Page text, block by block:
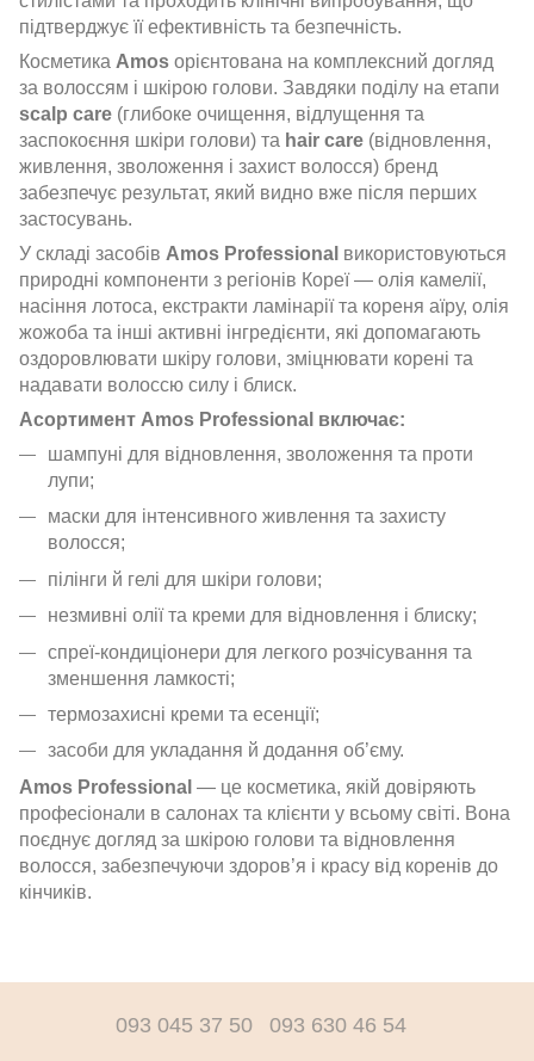
підтверджує її ефективність та безпечність.
Косметика Amos орієнтована на комплексний догляд
за волоссям і шкірою голови. Завдяки поділу на етапи
scalp care (глибоке очищення, відлущення та
заспокоєння шкіри голови) та hair care (відновлення,
живлення, зволоження і захист волосся) бренд
забезпечує результат, який видно вже після перших
застосувань.
У складі засобів Amos Professional використовуються
природні компоненти з регіонів Кореї — олія камелії,
насіння лотоса, екстракти ламінарії та кореня аїру, олія
жожоба та інші активні інгредієнти, які допомагають
оздоровлювати шкіру голови, зміцнювати корені та
надавати волоссю силу і блиск.
Асортимент Amos Professional включає:
шампуні для відновлення, зволоження та проти
лупи;
маски для інтенсивного живлення та захисту
волосся;
пілінги й гелі для шкіри голови;
незмивні олії та креми для відновлення і блиску;
спреї-кондиціонери для легкого розчісування та
зменшення ламкості;
термозахисні креми та есенції;
засоби для укладання й додання об’єму.
Amos Professional — це косметика, якій довіряють
професіонали в салонах та клієнти у всьому світі. Вона
поєднує догляд за шкірою голови та відновлення
волосся, забезпечуючи здоров’я і красу від коренів до
кінчиків.
093 045 37 50 093 630 46 54